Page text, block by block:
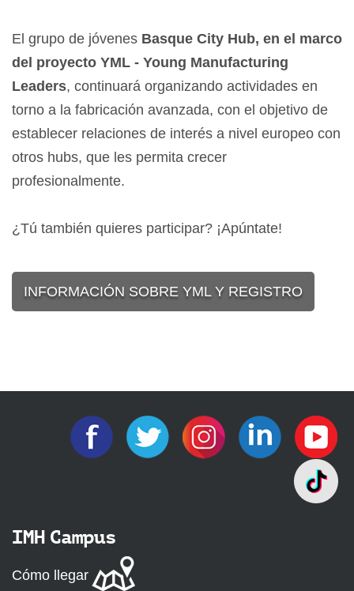
El grupo de jóvenes Basque City Hub, en el marco
del proyecto YML - Young Manufacturing
Leaders, continuará organizando actividades en
torno a la fabricación avanzada, con el objetivo de
establecer relaciones de interés a nivel europeo con
otros hubs, que les permita crecer
profesionalmente.
¿Tú también quieres participar? ¡Apúntate!
INFORMACIÓN SOBRE YML Y REGISTRO
IMH Campus
Cómo llegar